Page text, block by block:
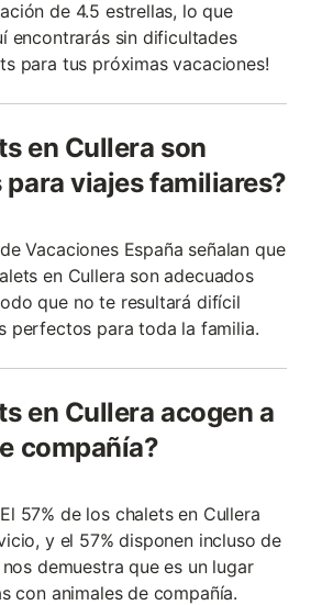
de 4.5 estrellas, lo que
encontrarás sin dificultades
para tus próximas vacaciones!
en Cullera son
viajes familiares?
Vacaciones España señalan que
en Cullera son adecuados
que no te resultará difícil
perfectos para toda la familia.
en Cullera acogen a
compañía?
57% de los chalets en Cullera
y el 57% disponen incluso de
demuestra que es un lugar
con animales de compañía.